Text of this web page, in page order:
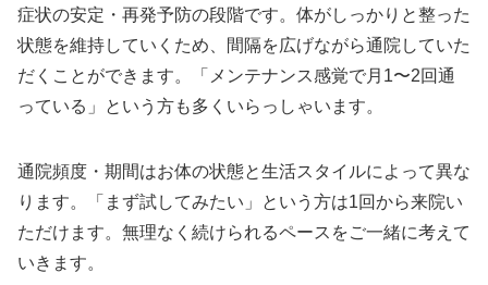
症状の安定・再発予防の段階です。体がしっかりと整った
状態を維持していくため、間隔を広げながら通院していた
だくことができます。「メンテナンス感覚で月1〜2回通
っている」という方も多くいらっしゃいます。
通院頻度・期間はお体の状態と生活スタイルによって異な
ります。「まず試してみたい」という方は1回から来院い
ただけます。無理なく続けられるペースをご一緒に考えて
いきます。